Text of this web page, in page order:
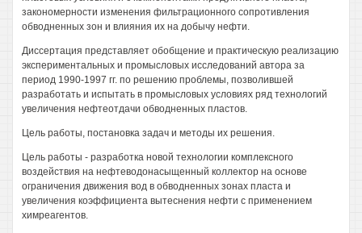
закономерности изменения фильтрационного сопротивления
обводненных зон и влияния их на добычу нефти.
Диссертация представляет обобщение и практическую реализацию
экспериментальных и промысловых исследований автора за
период 1990-1997 гг. по решению проблемы, позволившей
разработать и испытать в промысловых условиях ряд технологий
увеличения нефтеотдачи обводненных пластов.
Цель работы, постановка задач и методы их решения.
Цель работы - разработка новой технологии комплексного
воздействия на нефтеводонасыщенный коллектор на основе
ограничения движения вод в обводненных зонах пласта и
увеличения коэффициента вытеснения нефти с применением
химреагентов.